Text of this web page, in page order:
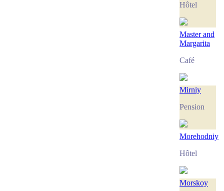
Hôtel
Master and
Margarita
Café
Mirniy
Pension
Morehodniy
Hôtel
Morskoy